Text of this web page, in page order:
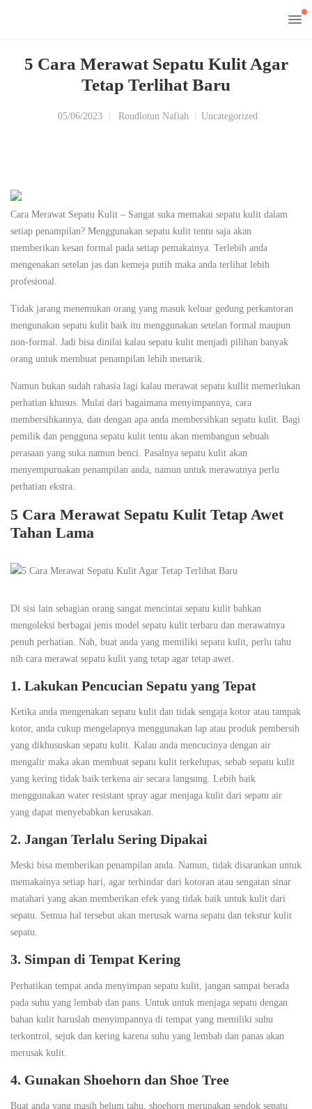
5 Cara Merawat Sepatu Kulit Agar
Tetap Terlihat Baru
05/06/2023 Roudlotun Nafiah Uncategorized
Cara Merawat Sepatu Kulit – Sangat suka memakai sepatu kulit dalam
setiap penampilan? Menggunakan sepatu kulit tentu saja akan
memberikan kesan formal pada setiap pemakainya. Terlebih anda
mengenakan setelan jas dan kemeja putih maka anda terlihat lebih
profesional.
Tidak jarang menemukan orang yang masuk keluar gedung perkantoran
mengunakan sepatu kulit baik itu menggunakan setelan formal maupun
non-formal. Jadi bisa dinilai kalau sepatu kulit menjadi pilihan banyak
orang untuk membuat penampilan lebih menarik.
Namun bukan sudah rahasia lagi kalau merawat sepatu kullit memerlukan
perhatian khusus. Mulai dari bagaimana menyimpannya, cara
membersihkannya, dan dengan apa anda membersihkan sepatu kulit. Bagi
pemilik dan pengguna sepatu kulit tentu akan membangun sebuah
perasaan yang suka namun benci. Pasalnya sepatu kulit akan
menyempurnakan penampilan anda, namun untuk merawatnya perlu
perhatian ekstra.
5 Cara Merawat Sepatu Kulit Tetap Awet
Tahan Lama
Di sisi lain sebagian orang sangat mencintai sepatu kulit bahkan
mengoleksi berbagai jenis model sepatu kulit terbaru dan merawatnya
penuh perhatian. Nah, buat anda yang memiliki sepatu kulit, perlu tahu
nih cara merawat sepatu kulit yang tetap agar tetap awet.
1. Lakukan Pencucian Sepatu yang Tepat
Ketika anda mengenakan sepatu kulit dan tidak sengaja kotor atau tampak
kotor, anda cukup mengelapnya menggunakan lap atau produk pembersih
yang dikhususkan sepatu kulit. Kalau anda mencucinya dengan air
mengalir maka akan membuat sepatu kulit terkelupas, sebab sepatu kulit
yang kering tidak baik terkena air secara langsung. Lebih baik
menggunakan water resistant spray agar menjaga kulit dari sepatu air
yang dapat menyebabkan kerusakan.
2. Jangan Terlalu Sering Dipakai
Meski bisa memberikan penampilan anda. Namun, tidak disarankan untuk
memakainya setiap hari, agar terhindar dari kotoran atau sengatan sinar
matahari yang akan memberikan efek yang tidak baik untuk kulit dari
sepatu. Semua hal tersebut akan merusak warna sepatu dan tekstur kulit
sepatu.
3. Simpan di Tempat Kering
Perhatikan tempat anda menyimpan sepatu kulit, jangan sampai berada
pada suhu yang lembab dan pans. Untuk untuk menjaga sepatu dengan
bahan kulit haruslah menyimpannya di tempat yang memiliki suhu
terkontrol, sejuk dan kering karena suhu yang lembab dan panas akan
merusak kulit.
4. Gunakan Shoehorn dan Shoe Tree
Buat anda yang masih belum tahu, shoehorn merupakan sendok sepatu